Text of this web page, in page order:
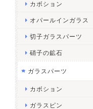
カボション
オパールインガラス
切子ガラスパーツ
硝子の鉱石
ガラスパーツ
カボション
ガラスピン